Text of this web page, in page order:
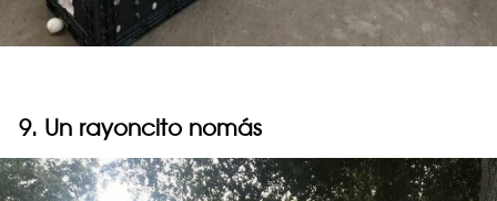
9. Un rayoncito nomás